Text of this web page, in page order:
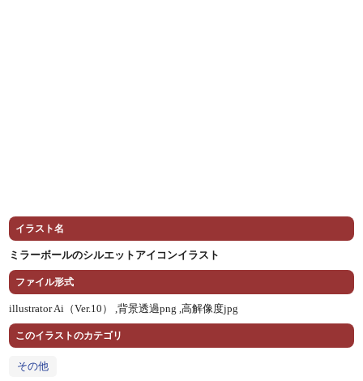
イラスト名
ミラーボールのシルエットアイコンイラスト
ファイル形式
illustrator Ai（Ver.10） ,背景透過png ,高解像度jpg
このイラストのカテゴリ
その他